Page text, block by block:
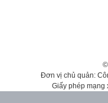
Đơn vị chủ quản:
Giấy phép mạng